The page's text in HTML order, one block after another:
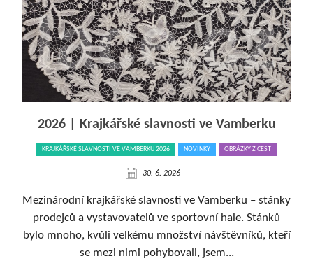
2026 | Krajkářské slavnosti ve Vamberku
KRAJKÁŘSKÉ SLAVNOSTI VE VAMBERKU 2026 NOVINKY OBRÁZKY Z CEST
30. 6. 2026
Mezinárodní krajkářské slavnosti ve Vamberku – stánky
prodejců a vystavovatelů ve sportovní hale. Stánků
bylo mnoho, kvůli velkému množství návštěvníků, kteří
se mezi nimi pohybovali, jsem...